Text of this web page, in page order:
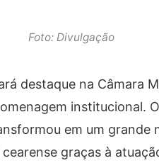
Foto: Divulgação
destaque na Câmara
institucional.
em um
graças à